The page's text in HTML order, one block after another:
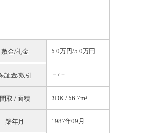
敷金/礼金 5.0万円/5.0万円
証金/敷引 －/－
間取 / 面積 3DK / 56.7m²
築年月 1987年09月